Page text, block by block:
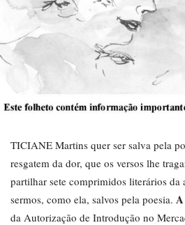
TICIANE Martins quer ser salva pela
resgatem da dor, que os versos lhe
partilhar sete comprimidos literários da
sermos, como ela, salvos pela poesia.
da Autorização de Introdução no